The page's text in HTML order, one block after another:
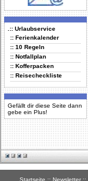
.:: Urlaubservice
:: Ferienkalender
:: 10 Regeln
:: Notfallplan
:: Kofferpacken
:: Reisecheckliste
Gefällt dir diese Seite dann
gebe ein Plus!
Startseite :: Newsletter ::